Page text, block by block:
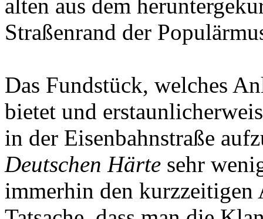
alten aus dem
Straßenrand der
Das Fundstück, welches
bietet und
in der Eisenbahnstraße
Deutschen Härte sehr
immerhin den